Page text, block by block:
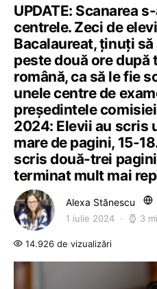
UPDATE: Scanarea
centrele. Zeci de
Bacalaureat, ținuți
peste două ore după
română, ca să le fie
unele centre de
președintele
2024: Elevii au scris
mare de pagini, 15-
scris două-trei
terminat mult mai
Alexa Stănescu
1 iulie 2024 3
14.926 de vizualizări